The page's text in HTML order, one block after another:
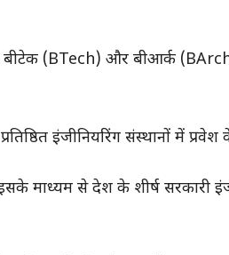
(BTech) और बीआर्क (BArch)
इंजीनियरिंग संस्थानों में
माध्यम से देश के शीर्ष सरकारी